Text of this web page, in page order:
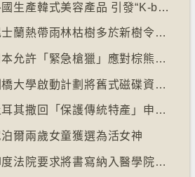
【十萬八千里】各國生產韓式美容產品 引發“K-beauty”定義討論
【十萬八千里】昆士蘭熱帶雨林枯樹多於新樹令二氧化碳釋出量多於吸收量
【十萬八千里】日本允許「緊急槍獵」應對棕熊襲擊人類事件急增
【十萬八千里】劍橋大學啟動計劃將舊式磁碟資料存檔
【十萬八千里】土耳其撒回「保護傳統特產」申請德國烤肉多樣性獲保護
泊爾兩歲女童獲選為活女神
【十萬八千里】印度法院要求將書寫納入醫學院課程